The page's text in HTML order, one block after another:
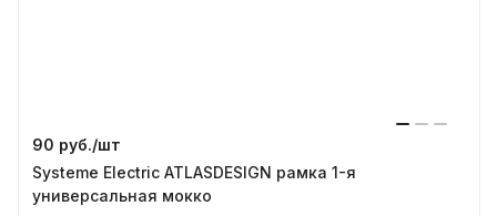
90 руб./шт
Systeme Electric ATLASDESIGN рамка 1-я
универсальная мокко